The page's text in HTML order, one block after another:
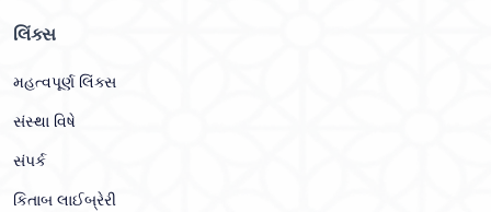
લિંક્સ
મહત્વપૂર્ણ લિંક્સ
સંસ્થા વિષે
સંપર્ક
કિતાબ લાઈબ્રેરી